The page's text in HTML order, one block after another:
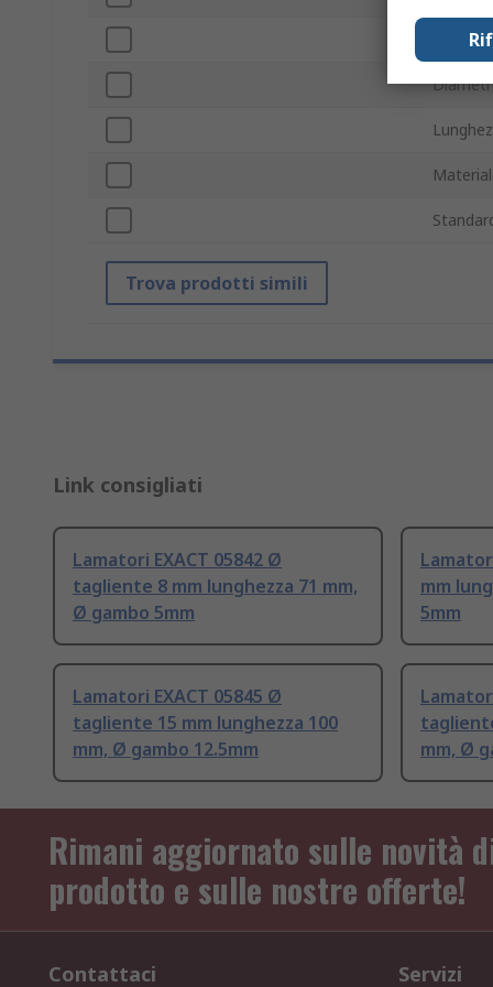
Trova prodotti simili
Link consigliati
Lamatori EXACT 05842 Ø
tagliente 8 mm lunghezza 71 mm,
Ø gambo 5mm
mm
5mm
Lamatori EXACT 05845 Ø
tagliente 15 mm lunghezza 100
mm, Ø gambo 12.5mm
mm, Ø
Rimani aggiornato sulle novità
prodotto e sulle nostre offerte!
Contattaci Servizi